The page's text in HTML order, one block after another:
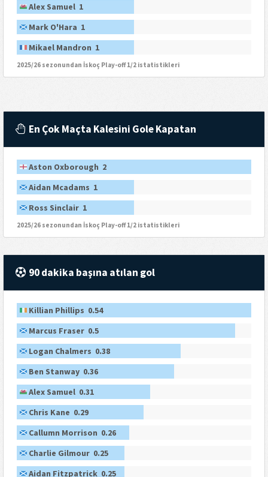
Alex Samuel 1
Mark O'Hara 1
Mikael Mandron 1
2025/26 sezonundan İskoç Play-off 1/2 istatistikleri
En Çok Maçta Kalesini Gole Kapatan
Aston Oxborough 2
Aidan Mcadams 1
Ross Sinclair 1
2025/26 sezonundan İskoç Play-off 1/2 istatistikleri
90 dakika başına atılan gol
Killian Phillips 0.54
Marcus Fraser 0.5
Logan Chalmers 0.38
Ben Stanway 0.36
Alex Samuel 0.31
Chris Kane 0.29
Callumn Morrison 0.26
Charlie Gilmour 0.25
Aidan Fitzpatrick 0.25